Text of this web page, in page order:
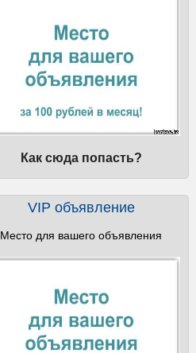
Как сюда попасть?
VIP объявление
Место для вашего объявления